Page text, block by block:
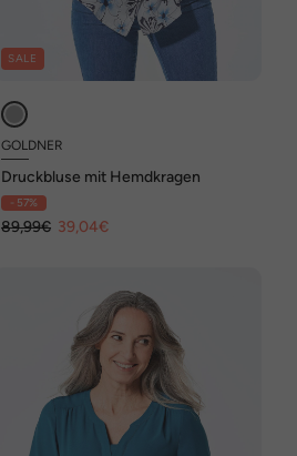
SALE
GOLDNER
Druckbluse mit Hemdkragen
- 57%
89,99€ 39,04€